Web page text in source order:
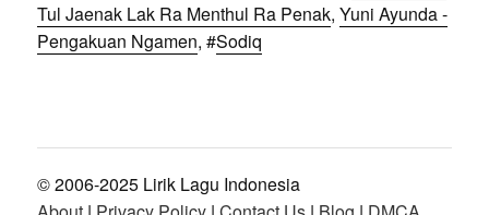
Tul Jaenak Lak Ra Menthul Ra Penak, Yuni Ayunda -
Pengakuan Ngamen, #Sodiq
© 2006-2025 Lirik Lagu Indonesia